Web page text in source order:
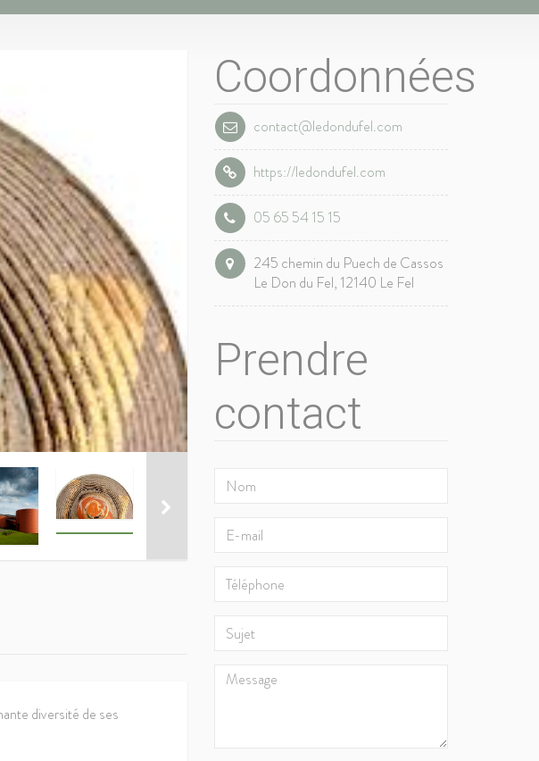
diversité de ses
Coordonnées
contact@ledondufel.com
https://ledondufel.com
05 65 54 15 15
245 chemin du Puech de Cassos
Le Don du Fel, 12140 Le Fel
Prendre
contact